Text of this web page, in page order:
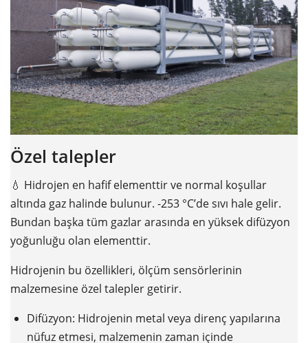
Özel talepler
💧 Hidrojen en hafif elementtir ve normal koşullar
altında gaz halinde bulunur. -253 °C’de sıvı hale gelir.
Bundan başka tüm gazlar arasında en yüksek difüzyon
yoğunluğu olan elementtir.
Hidrojenin bu özellikleri, ölçüm sensörlerinin
malzemesine özel talepler getirir.
Difüzyon: Hidrojenin metal veya direnç yapılarına
nüfuz etmesi, malzemenin zaman içinde